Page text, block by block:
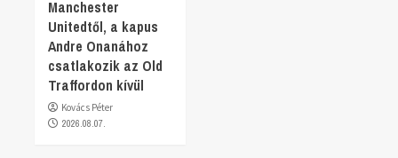
Manchester
Unitedtől, a kapus
Andre Onanához
csatlakozik az Old
Traffordon kívül
Kovács Péter
2026.08.07.